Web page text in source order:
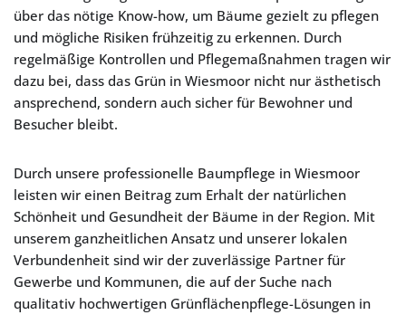
über das nötige Know-how, um Bäume gezielt zu pflegen
und mögliche Risiken frühzeitig zu erkennen. Durch
regelmäßige Kontrollen und Pflegemaßnahmen tragen wir
dazu bei, dass das Grün in Wiesmoor nicht nur ästhetisch
ansprechend, sondern auch sicher für Bewohner und
Besucher bleibt.
Durch unsere professionelle Baumpflege in Wiesmoor
leisten wir einen Beitrag zum Erhalt der natürlichen
Schönheit und Gesundheit der Bäume in der Region. Mit
unserem ganzheitlichen Ansatz und unserer lokalen
Verbundenheit sind wir der zuverlässige Partner für
Gewerbe und Kommunen, die auf der Suche nach
qualitativ hochwertigen Grünflächenpflege-Lösungen in